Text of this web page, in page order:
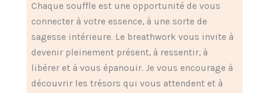
Chaque souffle est une opportunité de vous
connecter à votre essence, à une sorte de
sagesse intérieure. Le breathwork vous invite à
devenir pleinement présent, à ressentir, à
libérer et à vous épanouir. Je vous encourage à
découvrir les trésors qui vous attendent et à